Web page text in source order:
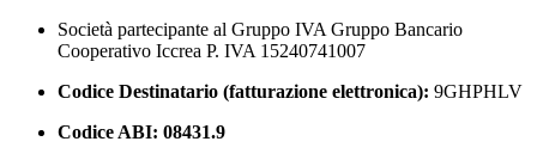
Società partecipante al Gruppo IVA Gruppo Bancario
Cooperativo Iccrea P. IVA 15240741007
Codice Destinatario (fatturazione elettronica): 9GHPHLV
Codice ABI: 08431.9